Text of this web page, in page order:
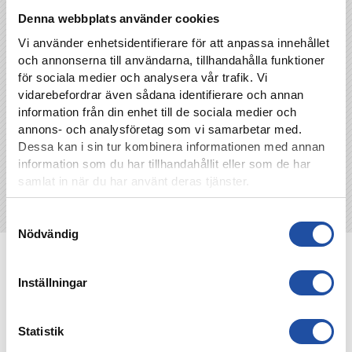
Denna webbplats använder cookies
Vi använder enhetsidentifierare för att anpassa innehållet
och annonserna till användarna, tillhandahålla funktioner
för sociala medier och analysera vår trafik. Vi
vidarebefordrar även sådana identifierare och annan
information från din enhet till de sociala medier och
annons- och analysföretag som vi samarbetar med.
Dessa kan i sin tur kombinera informationen med annan
information som du har tillhandahållit eller som de har
samlat in när du har använt deras tjänster.
Nödvändig
Inställningar
Statistik
TILLBAKA